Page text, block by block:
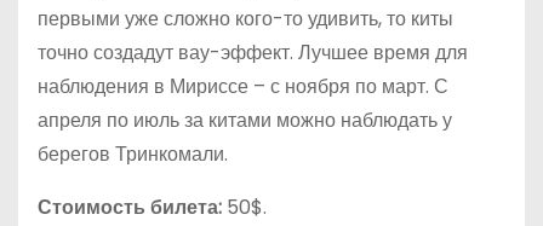
первыми уже сложно кого-то удивить, то киты
точно создадут вау-эффект. Лучшее время для
наблюдения в Мириссе – с ноября по март. С
апреля по июль за китами можно наблюдать у
берегов Тринкомали.
Стоимость билета: 50$.